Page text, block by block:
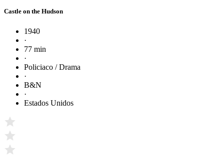
Castle on the Hudson
1940
·
77 min
·
Policiaco / Drama
·
B&N
·
Estados Unidos